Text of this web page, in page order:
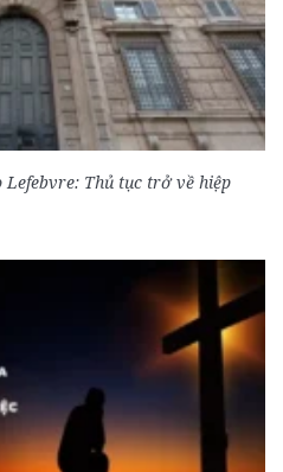
Lefebvre: Thủ tục trở về hiệp